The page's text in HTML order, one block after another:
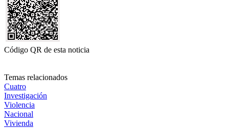
Código QR de esta noticia
Temas relacionados
Cuatro
Investigación
Violencia
Nacional
Vivienda